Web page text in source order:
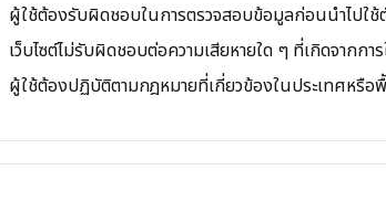
ผู้ใช้ต้องรับผิดชอบในการตรวจสอบข้อมูลก่อนนำไปใช้
เว็บไซต์ไม่รับผิดชอบต่อความเสียหายใด ๆ ที่เกิดจากกา
ผู้ใช้ต้องปฏิบัติตามกฎหมายที่เกี่ยวข้องในประเทศหรื